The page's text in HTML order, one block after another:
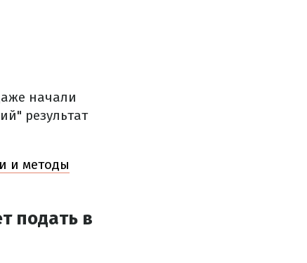
начали
результат
и методы
подать в